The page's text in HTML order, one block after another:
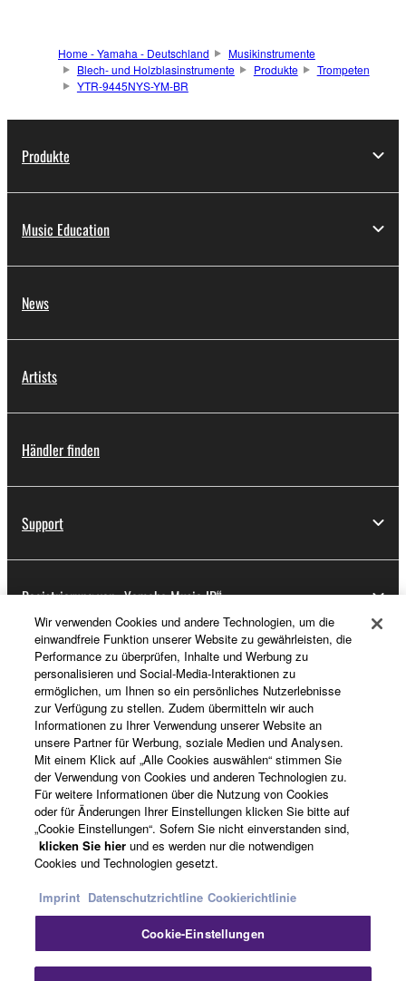
Home - Yamaha - Deutschland
Musikinstrumente
Blech- und Holzblasinstrumente
Produkte
Trompeten
YTR-9445NYS-YM-BR
Produkte
Music Education
News
Artists
Händler finden
Support
Registrierung von „Yamaha Music ID“
Über Yamaha
Deutschland - German
Business
KontaktNutzungsbedingungenDatenschutzerklärung
CookierichtlinieImpressum
Wir verwenden Cookies und andere Technologien, um die
einwandfreie Funktion unserer Website zu gewährleisten, die
Performance zu überprüfen, Inhalte und Werbung zu
personalisieren und Social-Media-Interaktionen zu
ermöglichen, um Ihnen so ein persönliches Nutzerlebnisse
zur Verfügung zu stellen. Zudem übermitteln wir auch
Informationen zu Ihrer Verwendung unserer Website an
unsere Partner für Werbung, soziale Medien und Analysen.
Mit einem Klick auf „Alle Cookies auswählen“ stimmen Sie
der Verwendung von Cookies und anderen Technologien zu.
Für weitere Informationen über die Nutzung von Cookies
oder für Änderungen Ihrer Einstellungen klicken Sie bitte auf
„Cookie Einstellungen“. Sofern Sie nicht einverstanden sind,
klicken Sie hier und es werden nur die notwendigen
Cookies und Technologien gesetzt.
Imprint Datenschutzrichtline Cookierichtlinie
Cookie-Einstellungen